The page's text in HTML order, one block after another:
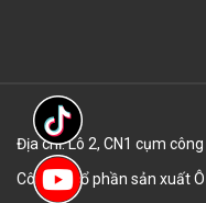
Địa chỉ: Lô 2, CN1 cụm
Công ty cổ phần sản xuất